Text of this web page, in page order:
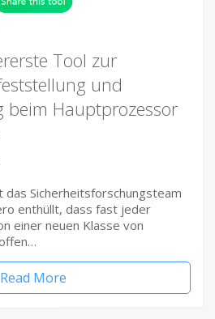
Tool zur
und
beim Hauptprozessor
das Sicherheitsforschungsteam
enthüllt, dass fast jeder
einer neuen Klasse von
Read More